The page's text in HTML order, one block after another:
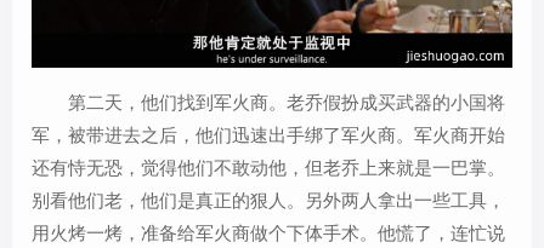
第二天，他们找到军火商。老乔假扮成买武器的小国将
军，被带进去之后，他们迅速出手绑了军火商。军火商开始
还有恃无恐，觉得他们不敢动他，但老乔上来就是一巴掌。
别看他们老，他们是真正的狠人。另外两人拿出一些工具，
用火烤一烤，准备给军火商做个下体手术。他慌了，连忙说